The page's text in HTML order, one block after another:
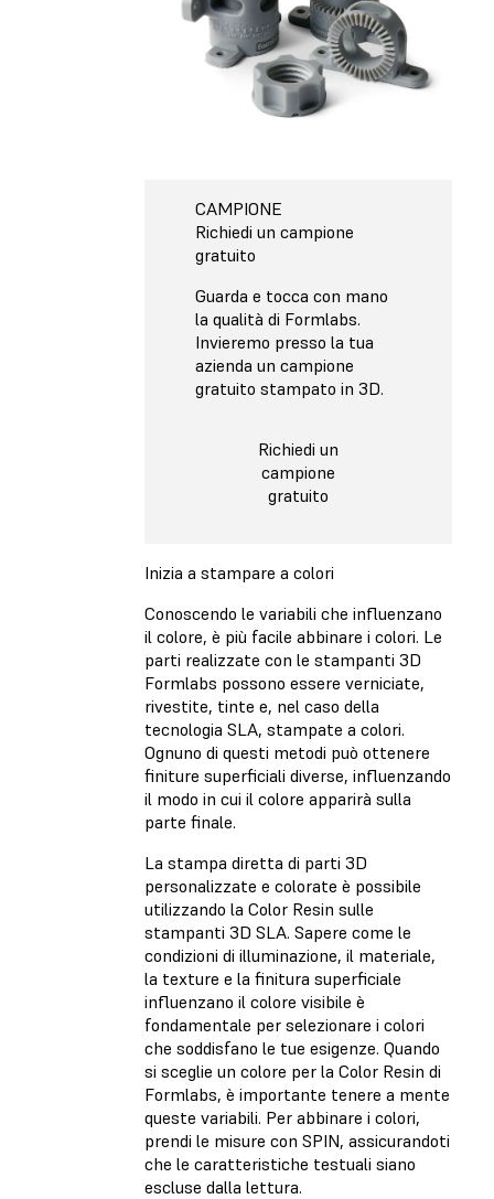
CAMPIONE
Richiedi un campione
gratuito
Guarda e tocca con mano
la qualità di Formlabs.
Invieremo presso la tua
azienda un campione
gratuito stampato in 3D.
Richiedi un
campione
gratuito
Inizia a stampare a colori
Conoscendo le variabili che influenzano
il colore, è più facile abbinare i colori. Le
parti realizzate con le stampanti 3D
Formlabs possono essere verniciate,
rivestite, tinte e, nel caso della
tecnologia SLA, stampate a colori.
Ognuno di questi metodi può ottenere
finiture superficiali diverse, influenzando
il modo in cui il colore apparirà sulla
parte finale.
La stampa diretta di parti 3D
personalizzate e colorate è possibile
utilizzando la Color Resin sulle
stampanti 3D SLA. Sapere come le
condizioni di illuminazione, il materiale,
la texture e la finitura superficiale
influenzano il colore visibile è
fondamentale per selezionare i colori
che soddisfano le tue esigenze. Quando
si sceglie un colore per la Color Resin di
Formlabs, è importante tenere a mente
queste variabili. Per abbinare i colori,
prendi le misure con SPIN, assicurandoti
che le caratteristiche testuali siano
escluse dalla lettura.